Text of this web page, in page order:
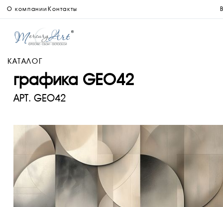
О компании Контакты
КАТАЛОГ
графика GEO42
АРТ. GEO42